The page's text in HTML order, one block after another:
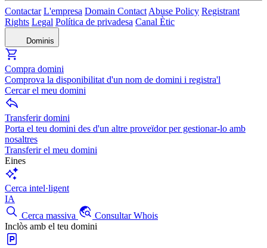
Contactar L'empresa Domain Contact Abuse Policy Registrant
Rights Legal Política de privadesa Canal Ètic
Dominis
Compra domini
Comprova la disponibilitat d'un nom de domini i registra'l
Cercar el meu domini
Transferir domini
Porta el teu domini des d'un altre proveïdor per gestionar-lo amb
nosaltres
Transferir el meu domini
Eines
Cerca intel·ligent
IA
Cerca massiva
Consultar Whois
Inclòs amb el teu domini